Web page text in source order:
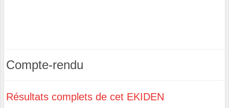
Compte-rendu
Résultats complets de cet EKIDEN